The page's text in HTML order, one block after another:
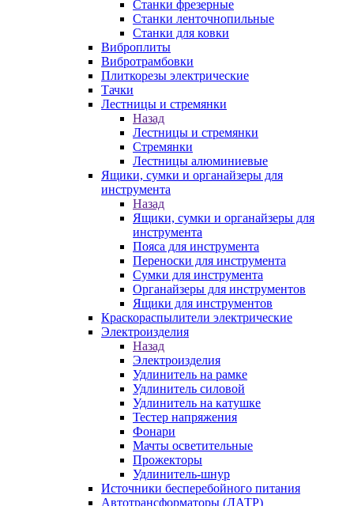
Станки фрезерные
Станки ленточнопильные
Станки для ковки
Виброплиты
Вибротрамбовки
Плиткорезы электрические
Тачки
Лестницы и стремянки
Назад
Лестницы и стремянки
Стремянки
Лестницы алюминиевые
Ящики, сумки и органайзеры для
инструмента
Назад
Ящики, сумки и органайзеры для
инструмента
Пояса для инструмента
Переноски для инструмента
Сумки для инструмента
Органайзеры для инструментов
Ящики для инструментов
Краскораспылители электрические
Электроизделия
Назад
Электроизделия
Удлинитель на рамке
Удлинитель силовой
Удлинитель на катушке
Тестер напряжения
Фонари
Мачты осветительные
Прожекторы
Удлинитель-шнур
Источники бесперебойного питания
Автотрансформаторы (ЛАТР)